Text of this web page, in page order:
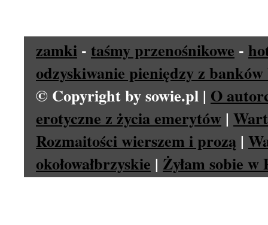
zamki - taśmy przenośnikowe -
odzyskiwanie pieniędzy z banków
© Copyright by sowie.pl | O
erotyczne z życia emerytów |
Rozmaitości wierszem i prozą |
okołowałbrzyskie | Żyłam sobie